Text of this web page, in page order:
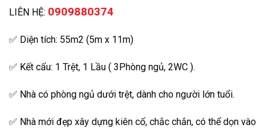
LIÊN HỆ: 0909880374
✅ Diện tích: 55m2 (5m x 11m)
✅ Kết cấu: 1 Trệt, 1 Lầu ( 3Phòng ngủ, 2WC ).
✅ Nhà có phòng ngủ dưới trệt, dành cho người lớn tuổi.
✅ Nhà mới đẹp xây dựng kiên cố, chắc chắn, có thể dọn vào